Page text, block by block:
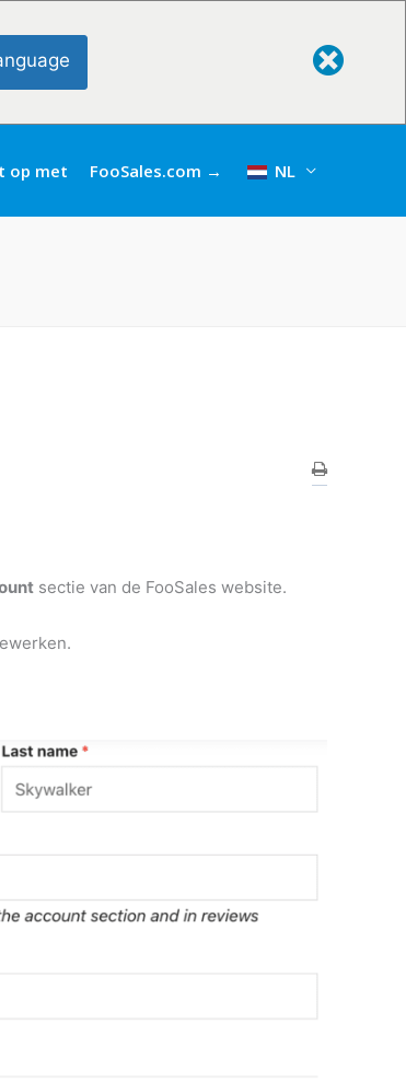
op met FooSales.com → NL
sectie van de FooSales website.